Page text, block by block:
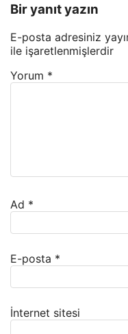
Bir yanıt yazın
E-posta adresiniz
ile işaretlenmişlerdir
Yorum *
Ad *
E-posta *
İnternet sitesi